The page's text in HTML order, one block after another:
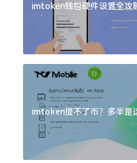
imtoken钱包硬件设置全攻
imtoken提不了币？多半是